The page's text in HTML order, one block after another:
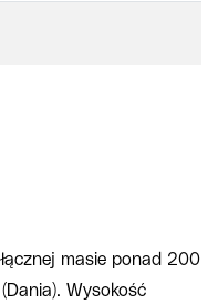
masie ponad 200
Wysokość